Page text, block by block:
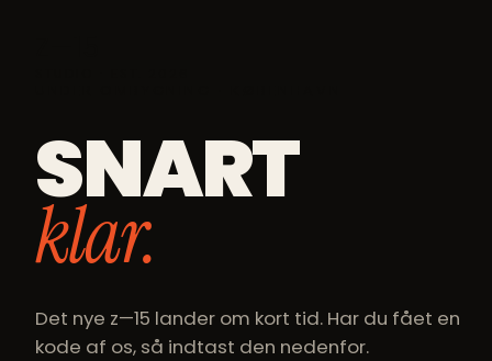
SNART
klar.
Det nye z—15 lander om kort tid. Har du fået en
kode af os, så indtast den nedenfor.